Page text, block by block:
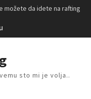
možete da idete na rafting
da isplanirate savršen letnji
kod kuće?
sto mi je volja..